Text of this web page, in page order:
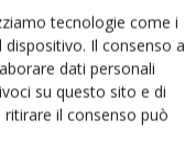
tecnologie come i
Il consenso a
dati personali
su questo sito e di
il consenso può
è